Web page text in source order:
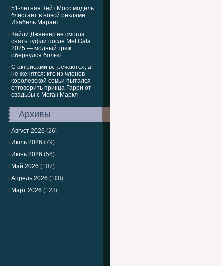
51-летняя Кейт Мосс модель
блистает в новой рекламе
Изабель Марант
Кайли Дженнер не смогла
снять туфли после Met Gala
2025 — модный трюк
обернулся болью
С актрисами встречаются, а
не женятся: кто из членов
королевской семьи пытался
отговорить принца Гарри от
свадьбы с Меган Маркл
Архивы
Август 2026 (26)
Июль 2026 (79)
Июнь 2026 (56)
Май 2026 (107)
Апрель 2026 (108)
Март 2026 (123)